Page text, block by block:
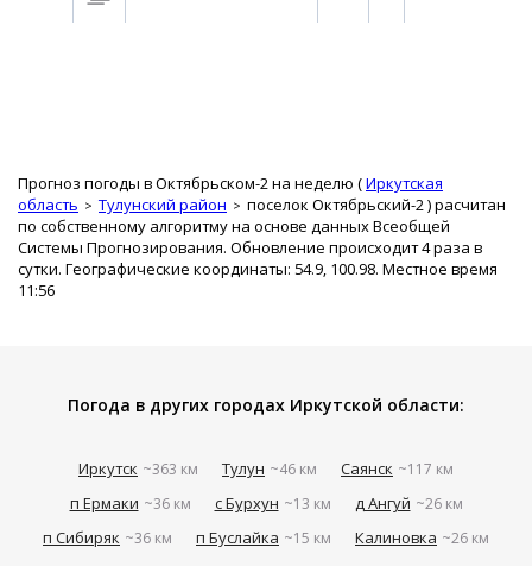
Прогноз погоды в Октябрьском-2 на неделю (Иркутская
область
Тулунский район поселок Октябрьский-2) расчитан
по собственному алгоритму на основе данных Всеобщей
Системы Прогнозирования. Обновление происходит 4 раза в
сутки. Географические координаты: 54.9, 100.98. Местное время
11:56
Погода в других городах Иркутской области:
Иркутск ~363 км Тулун ~46 км Саянск ~117 км
п Ермаки ~36 км с Бурхун ~13 км д Ангуй ~26 км
п Сибиряк ~36 км п Буслайка ~15 км Калиновка ~26 км